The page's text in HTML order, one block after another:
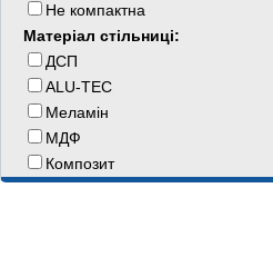
Не компактна
Матеріал стільниці:
ДСП
ALU-TEC
Меламiн
МДФ
Композит